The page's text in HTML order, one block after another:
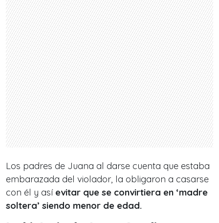
Los padres de Juana al darse cuenta que estaba
embarazada del violador, la obligaron a casarse
con él y así evitar que se convirtiera en ‘madre
soltera’ siendo menor de edad.